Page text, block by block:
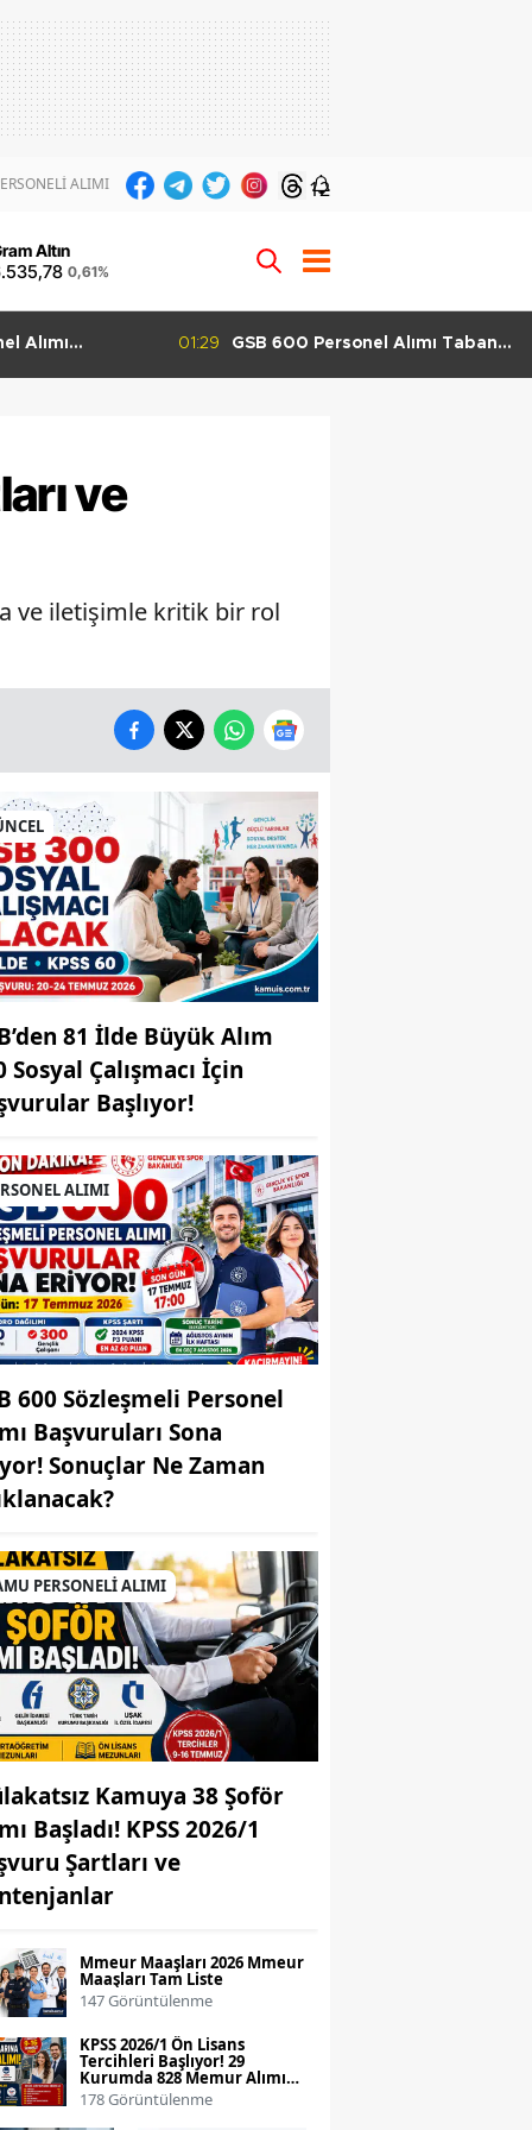
ALIMI 12
Altın
0,61%
Alımı Taban
01:22
KPSS’siz TÜBİTAK 170 Personel
ve
ve iletişimle kritik bir rol
81 İlde Büyük Alım
Sosyal Çalışmacı İçin
Başlıyor!
ALIMI
600 Sözleşmeli Personel
Başvuruları Sona
Sonuçlar Ne Zaman
PERSONELİ ALIMI
Kamuya 38 Şoför
Başladı! KPSS 2026/1
Şartları ve
Mmeur Maaşları 2026 Mmeur
Maaşları Tam Liste
147 Görüntülenme
KPSS 2026/1 Ön Lisans
Tercihleri Başlıyor! 29
Kurumda 828 Memur Alımı
Yapılacak
178 Görüntülenme